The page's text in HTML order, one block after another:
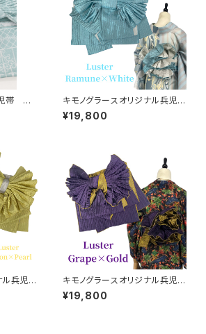
帯 ア
ズ×プ
％
キモノグラースオリジナル兵児
帯 Luster（ラスター）ラムネ×
ホワイト ポリエステル100％
¥19,800
ル兵児
モン×
％
キモノグラースオリジナル兵児
帯 Luster（ラスター）グレープ
×ゴールド ポリエステル100％
¥19,800